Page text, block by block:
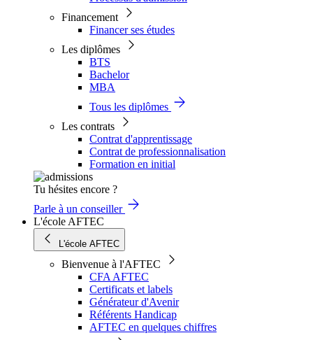
Financement
Financer ses études
Les diplômes
BTS
Bachelor
MBA
Tous les diplômes
Les contrats
Contrat d'apprentissage
Contrat de professionnalisation
Formation en initial
Tu hésites encore ?
Parle à un conseiller
L'école AFTEC
L'école AFTEC
Bienvenue à l'AFTEC
CFA AFTEC
Certificats et labels
Générateur d'Avenir
Référents Handicap
AFTEC en quelques chiffres